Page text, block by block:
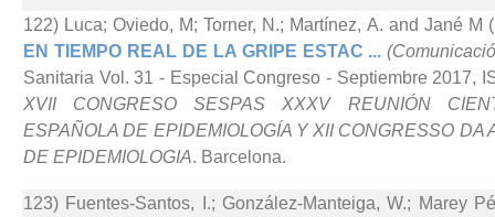
122) Luca; Oviedo, M; Torner, N.; Martínez, A. and Jané M
EN TIEMPO REAL DE LA GRIPE ESTAC ...
Sanitaria Vol. 31 - Especial Congreso - Septiembre 2017,
XVII CONGRESO SESPAS XXXV REUNIÓN
ESPAÑOLA DE EPIDEMIOLOGÍA Y XII CONGRESSO DA
DE EPIDEMIOLOGIA. Barcelona.
123) Fuentes-Santos, I.; González-Manteiga, W.; Marey